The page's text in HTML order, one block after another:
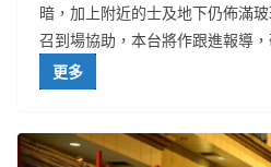
暗，加上附近的士及地下仍佈滿
召到場協助，本台將作跟進報導，
更多